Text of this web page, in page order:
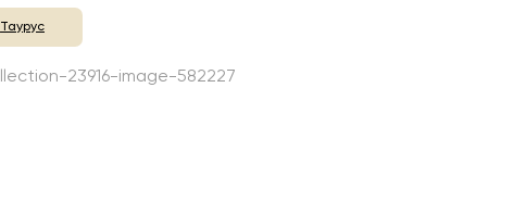
Таурус